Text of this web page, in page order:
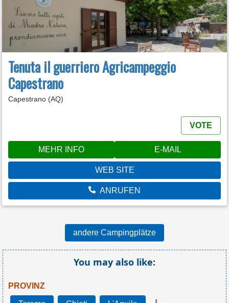
Tenuta il guerriero Agricampeggio
Capestrano
Capestrano (AQ)
VOTE
MEHR INFO E-MAIL
WEB SITE
ANRUFEN
andere Campingplätze
You may also like:
PROVINZ